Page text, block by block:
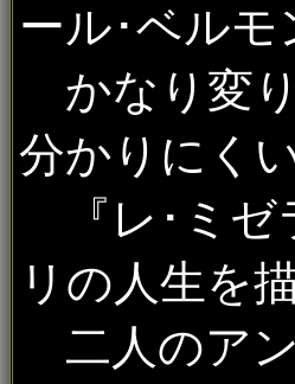
ール･ベル
かなり変
分かりにく
『レ･ミゼ
リの人生を
二人のア